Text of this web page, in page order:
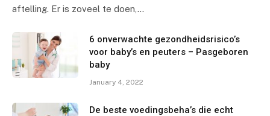
aftelling. Er is zoveel te doen,…
6 onverwachte gezondheidsrisico’s
voor baby’s en peuters – Pasgeboren
baby
January 4, 2022
De beste voedingsbeha’s die echt